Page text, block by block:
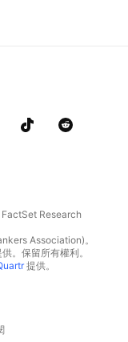
Research
Association)。
。保留所有權利。
提供。